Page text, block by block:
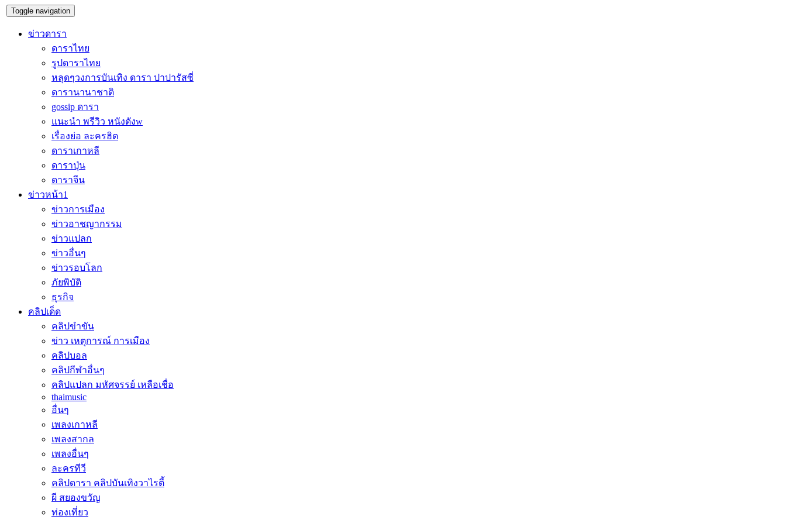
Toggle navigation
ข่าวดารา
ดาราไทย
รูปดาราไทย
หลุดๆวงการบันเทิง ดารา ปาปารัสซี่
ดารานานาชาติ
gossip ดารา
แนะนำ พรีวิว หนังดังw
เรื่องย่อ ละครฮิต
ดาราเกาหลี
ดาราปุ่น
ดาราจีน
ข่าวหน้า1
ข่าวการเมือง
ข่าวอาชญากรรม
ข่าวแปลก
ข่าวอื่นๆ
ข่าวรอบโลก
ภัยพิบัติ
ธุรกิจ
คลิปเด็ด
คลิปขำขัน
ข่าว เหตุการณ์ การเมือง
คลิปบอล
คลิปกีฬาอื่นๆ
คลิปแปลก มหัศจรรย์ เหลือเชื่อ
thaimusic
อื่นๆ
เพลงเกาหลี
เพลงสากล
เพลงอื่นๆ
ละครทีวี
คลิปดารา คลิปบันเทิงวาไรตี้
ผี สยองขวัญ
ท่องเที่ยว